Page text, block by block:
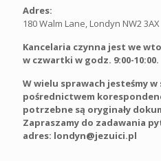
Adres:
180 Walm Lane, Londyn NW2 3AX
Kancelaria czynna jest we
w czwartki w godz. 9:00-10:00.
W wielu sprawach jesteśmy
pośrednictwem
potrzebne są oryginały
Zapraszamy do zadawania
adres: londyn@jezuici.pl